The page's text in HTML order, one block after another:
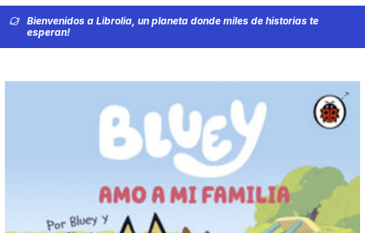
Bienvenidos a Librolia, un planeta donde miles de historias te
esperan!